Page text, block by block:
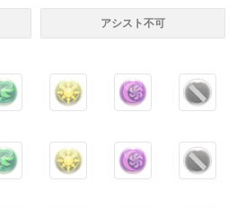
アシスト不可